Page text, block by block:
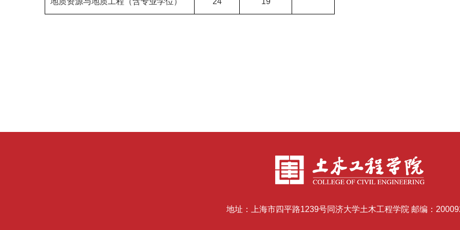
地址：上海市四平路1239号同济大学土木工程学院 邮编：